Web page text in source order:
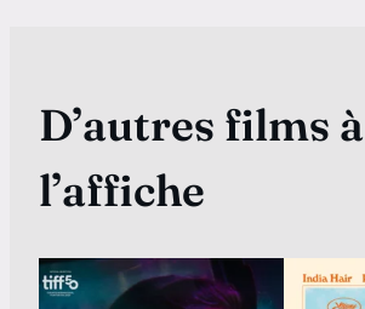
D’autres films à
l’affiche